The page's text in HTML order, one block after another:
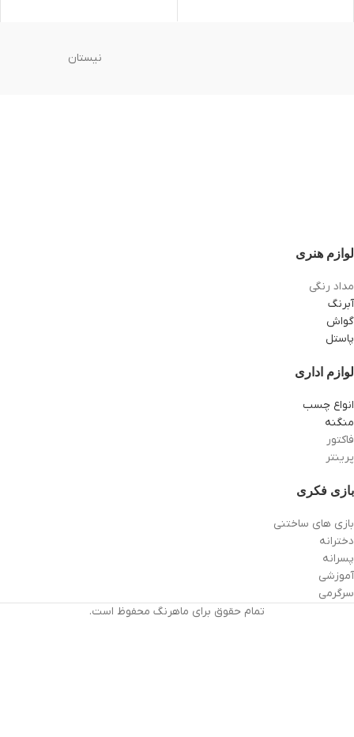
نیستان
لوازم هنری
مداد رنگی
آبرنگ
گواش
پاستل
لوازم اداری
انواع چسب
منگنه
فاکتور
پرینتر
بازی فکری
بازی های ساختنی
دخترانه
پسرانه
آموزشی
سرگرمی
تمام حقوق برای ماهرنگ محفوظ است.